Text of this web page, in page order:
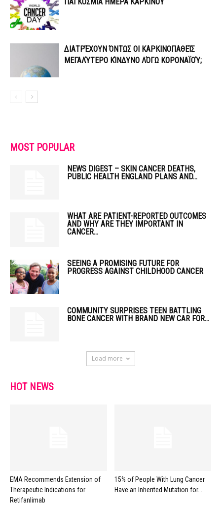
ΔΙΑΤΡΈΧΟΥΝ ΌΝΤΩΣ ΟΙ ΚΑΡΚΙΝΟΠΑΘΕΊΣ
ΜΕΓΑΛΎΤΕΡΟ ΚΊΝΔΥΝΟ ΛΌΓΩ ΚΟΡΟΝΑΪΟΎ;
MOST POPULAR
NEWS DIGEST – SKIN CANCER DEATHS,
PUBLIC HEALTH ENGLAND PLANS AND...
WHAT ARE PATIENT-REPORTED OUTCOMES
AND WHY ARE THEY IMPORTANT IN
CANCER...
SEEING A PROMISING FUTURE FOR
PROGRESS AGAINST CHILDHOOD CANCER
COMMUNITY SURPRISES TEEN BATTLING
BONE CANCER WITH BRAND NEW CAR FOR...
Load more
HOT NEWS
EMA Recommends Extension of
Therapeutic Indications for
Retifanlimab
15% of People With Lung Cancer
Have an Inherited Mutation for...